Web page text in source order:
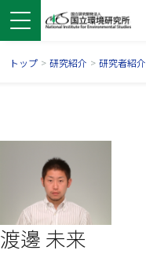
トップ > 研究紹介 > 研究者紹介
渡邊 未来